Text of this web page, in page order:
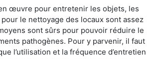
œuvre pour entretenir les objets, les
le nettoyage des locaux sont assez
sont sûrs pour pouvoir réduire le
pathogènes. Pour y parvenir, il faut
l’utilisation et la fréquence d’entretien